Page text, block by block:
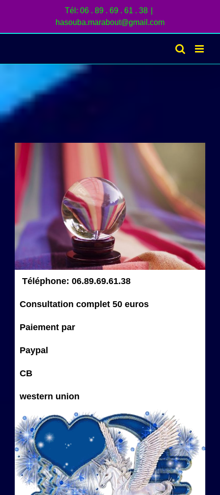
contenu
Tél: 06 . 89 . 69 . 61 . 38
hasouba.marabout@gmail.com
Téléphone: 06.89.69.61.38
Consultation complet 50 euros
Paiement par
Paypal
CB
western union